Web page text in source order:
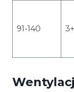
91-140